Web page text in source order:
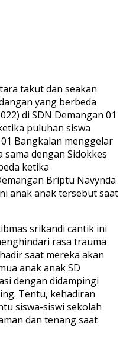
takut dan seakan
yang berbeda
di SDN Demangan 01
puluhan siswa
Bangkalan menggelar
dengan Sidokkes
ketika
Briptu Navynda
anak anak tersebut saat
srikandi cantik ini
rasa trauma
saat mereka akan
anak anak SD
dengan didampingi
Tentu, kehadiran
siswa-siswi sekolah
dan tenang saat